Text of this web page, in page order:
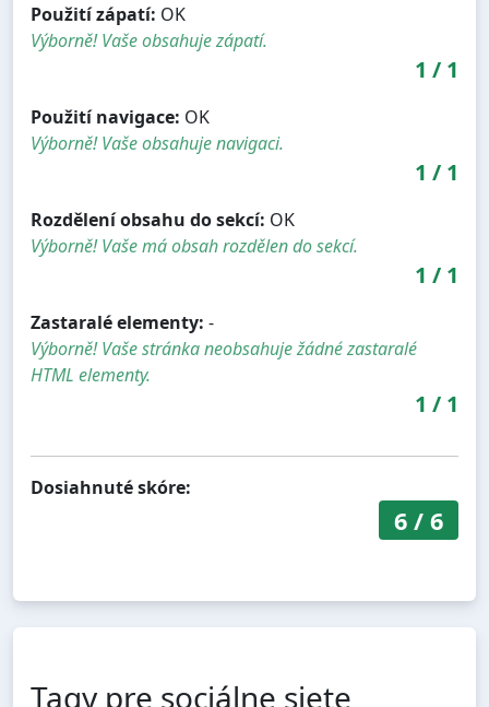
Použití zápatí: OK
Výborně! Vaše obsahuje zápatí.
1 / 1
Použití navigace: OK
Výborně! Vaše obsahuje navigaci.
1 / 1
Rozdělení obsahu do sekcí: OK
Výborně! Vaše má obsah rozdělen do sekcí.
1 / 1
Zastaralé elementy: -
Výborně! Vaše stránka neobsahuje žádné zastaralé
HTML elementy.
1 / 1
Dosiahnuté skóre:
6/ 6
Tagy pre sociálne siete